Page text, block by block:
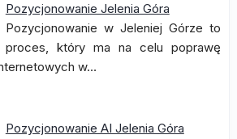
Pozycjonowanie Jelenia Góra
Pozycjonowanie w Jeleniej Górze to
proces, który ma na celu poprawę
w…
Pozycjonowanie AI Jelenia Góra